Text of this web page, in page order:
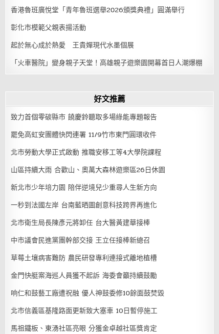
香港魯班廣悅堂「青年魯班選舉2026頒獎典禮」圓滿舉行
彰化市模範父親表揚活動
起於無心成於熱愛 王貴嬋現代水墨個展
「火車醫院」變身親子天堂！高雄親子遊樂園開幕首日人潮爆棚
好文推薦
致力首個零碳縣市 饒慶鈴聽取多場綠能專題報告
罷免高虹安團體快閃連署 11/9竹市東門圓環收件
北市勞動大學正式啟動 推職安移工等4大學院課程
山區持續大雨 合歡山、奧萬大森林遊樂區26日休園
新北市少年培力園 陪伴逆境兒少重尋人生新方向
一秒到法國左岸 台南藍晒圖創意科技跨界再進化
北市衛生局長陳彥元將卸任 台大醫黃建華接棒
中市議會民進黨團幹部交接 王立任接棒新總召
草莓土壤病害難防 農民研發專利連接式離地植槽
金門快艇案海巡人員獲不起訴 海委會籲持續鼓勵
响仁和鼓藝工廠遭祝融 優人神鼓委修10餘面鼓焚毀
北市信義區基隆路面更新致大塞車 10日暫停施工
馬祖鐵板、東湧社區亮眼 分獲金卓越社區獎肯定